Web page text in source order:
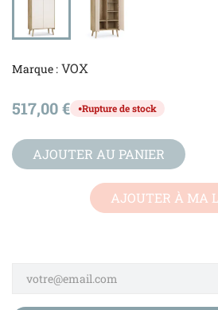
Marque : VOX
517,00 € ●Rupture de stock
AJOUTER AU PANIER
AJOUTER À MA